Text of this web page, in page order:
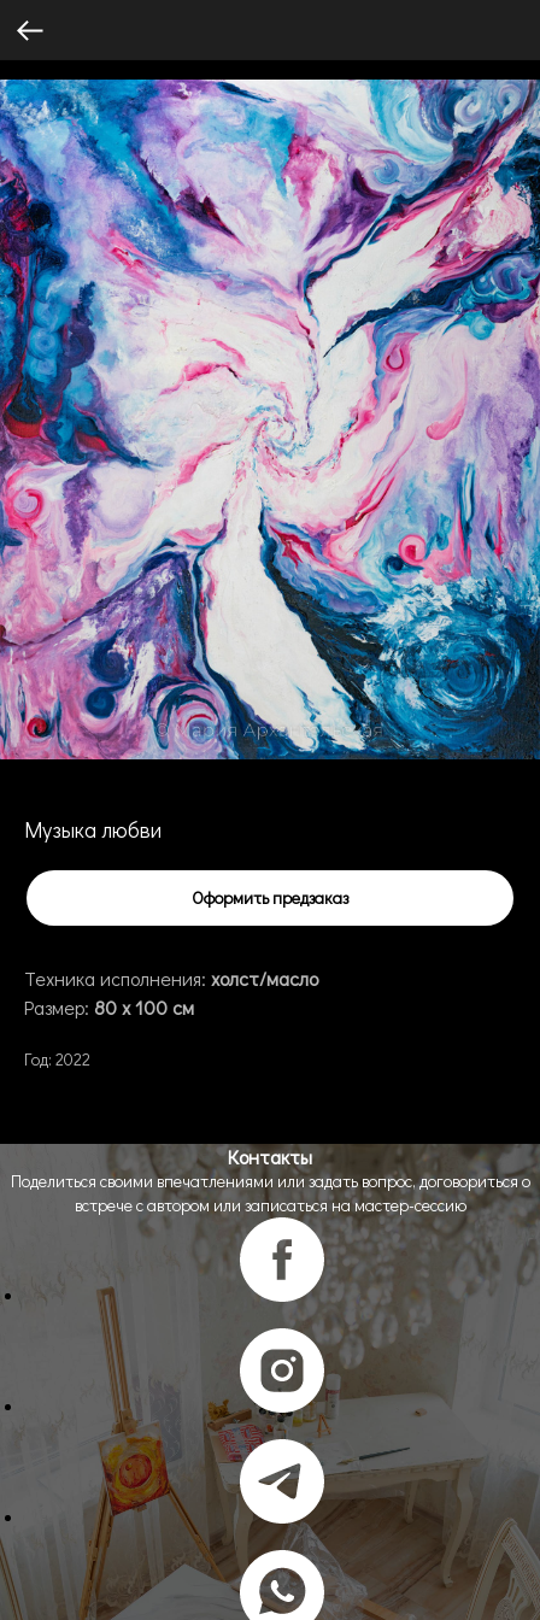
Музыка любви
Оформить предзаказ
Техника исполнения: холст/масло
Размер: 80x 100 см
Год: 2022
Контакты
Поделиться своими впечатлениями или задать вопрос, договориться о
встрече с автором или записаться на мастер-сессию